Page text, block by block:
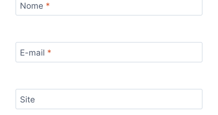
Nome *
E-mail *
Site